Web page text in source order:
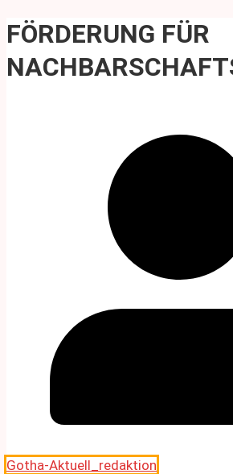
FÖRDERUNG FÜR
Gotha-Aktuell_redaktion